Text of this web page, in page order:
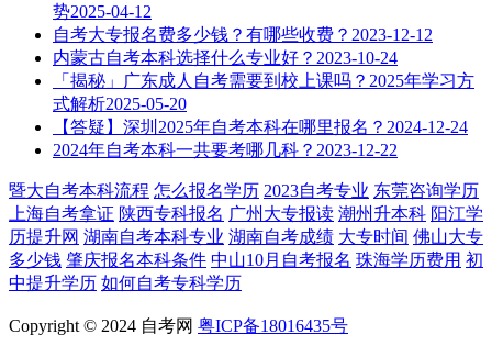
势2025-04-12
自考大专报名费多少钱？有哪些收费？ 2023-12-12
内蒙古自考本科选择什么专业好？ 2023-10-24
「揭秘」广东成人自考需要到校上课吗？2025年学习方
式解析2025-05-20
【答疑】深圳2025年自考本科在哪里报名？ 2024-12-24
2024年自考本科一共要考哪几科？ 2023-12-22
暨大自考本科流程 怎么报名学历 2023自考专业 东莞咨询学历
上海自考拿证 陕西专科报名 广州大专报读 潮州升本科 阳江学
历提升网 湖南自考本科专业 湖南自考成绩 大专时间 佛山大专
多少钱 肇庆报名本科条件 中山10月自考报名 珠海学历费用 初
中提升学历 如何自考专科学历
Copyright © 2024 自考网 粤ICP备18016435号